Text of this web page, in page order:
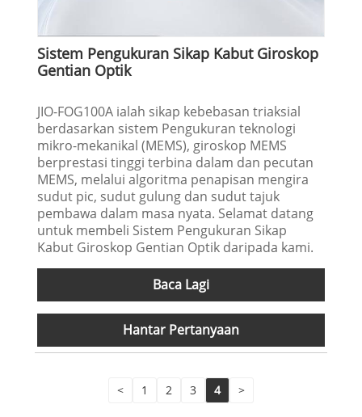
Sistem Pengukuran Sikap Kabut Giroskop
Gentian Optik
JIO-FOG100A ialah sikap kebebasan triaksial
berdasarkan sistem Pengukuran teknologi
mikro-mekanikal (MEMS), giroskop MEMS
berprestasi tinggi terbina dalam dan pecutan
MEMS, melalui algoritma penapisan mengira
sudut pic, sudut gulung dan sudut tajuk
pembawa dalam masa nyata. Selamat datang
untuk membeli Sistem Pengukuran Sikap
Kabut Giroskop Gentian Optik daripada kami.
Baca Lagi
Hantar Pertanyaan
< 1 2 3 4 >